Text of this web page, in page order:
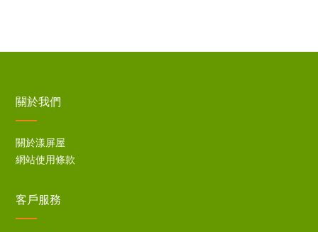
關於我們
關於漾屏屋
網站使用條款
客戶服務